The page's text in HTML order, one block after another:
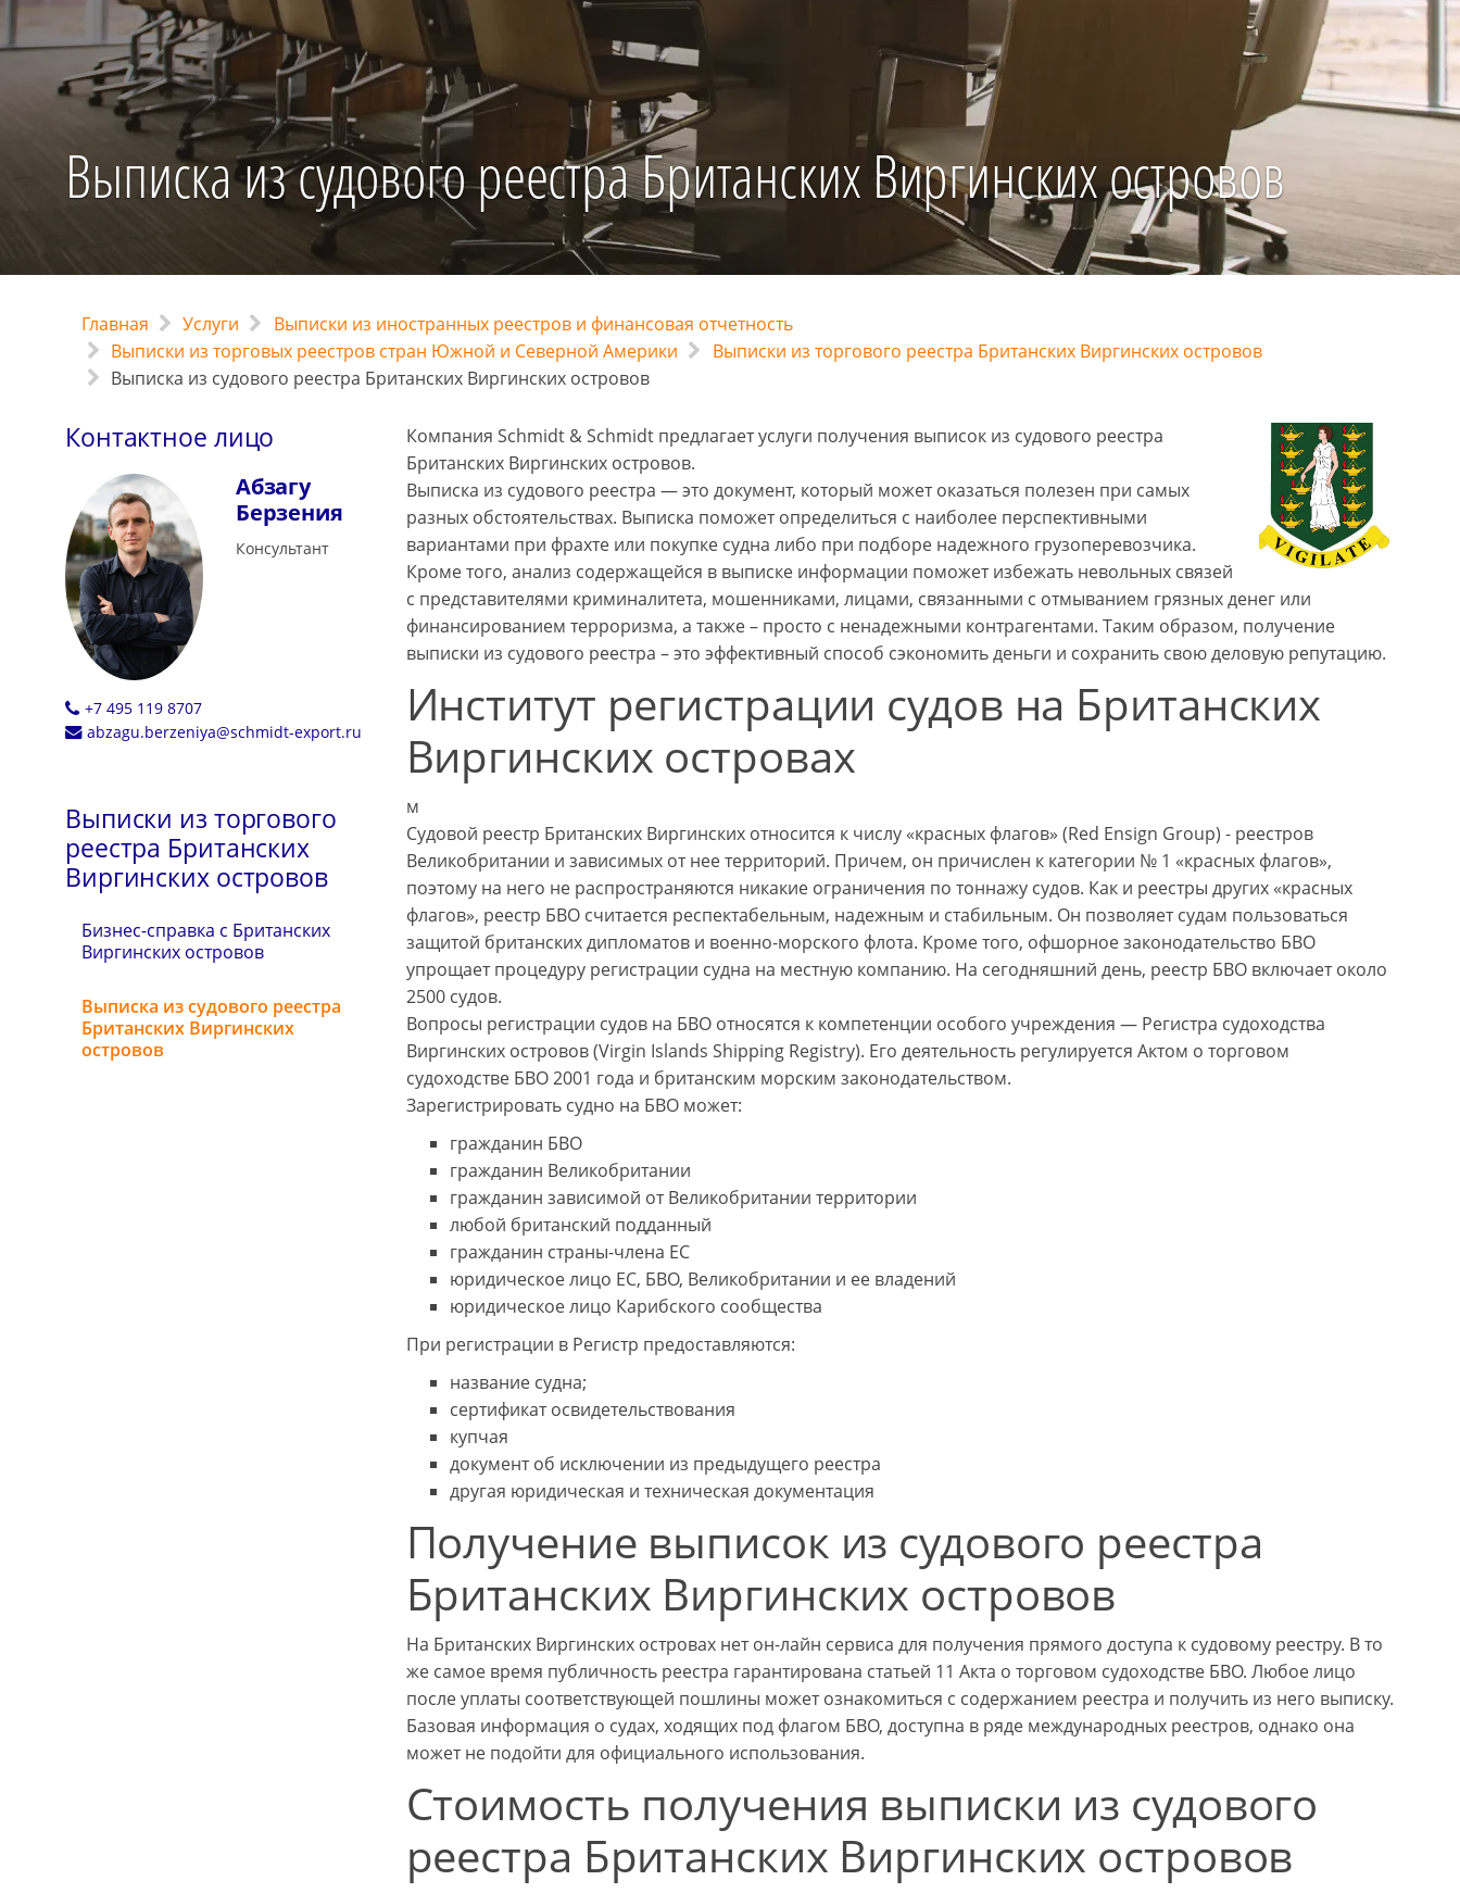
Выписка из судового реестра Британских Виргинских островов
Главная Услуги
Выписки из иностранных реестров и финансовая отчетность
Выписки из торговых реестров стран Южной и Северной Америки
Выписки из торгового реестра Британских Виргинских островов
Выписка из судового реестра Британских Виргинских островов
Контактное лицо
Абзагу
Берзения
Консультант
+7 495 119 8707
abzagu.berzeniya@schmidt-export.ru
Выписки из торгового
реестра Британских
Виргинских островов
Бизнес-справка с Британских
Виргинских островов
Выписка из судового реестра
Британских Виргинских
островов
Компания Schmidt & Schmidt предлагает услуги получения выписок из судового реестра
Британских Виргинских островов.
Выписка из судового реестра — это документ, который может оказаться полезен при самых
разных обстоятельствах. Выписка поможет определиться с наиболее перспективными
вариантами при фрахте или покупке судна либо при подборе надежного грузоперевозчика.
Кроме того, анализ содержащейся в выписке информации поможет избежать невольных связей
с представителями криминалитета, мошенниками, лицами, связанными с отмыванием грязных денег или
финансированием терроризма, а также – просто с ненадежными контрагентами. Таким образом, получение
выписки из судового реестра – это эффективный способ сэкономить деньги и сохранить свою деловую репутацию.
Институт регистрации судов на Британских
Виргинских островах
м
Судовой реестр Британских Виргинских относится к числу «красных флагов» (Red Ensign Group) - реестров
Великобритании и зависимых от нее территорий. Причем, он причислен к категории № 1 «красных флагов»,
поэтому на него не распространяются никакие ограничения по тоннажу судов. Как и реестры других «красных
флагов», реестр БВО считается респектабельным, надежным и стабильным. Он позволяет судам пользоваться
защитой британских дипломатов и военно-морского флота. Кроме того, офшорное законодательство БВО
упрощает процедуру регистрации судна на местную компанию. На сегодняшний день, реестр БВО включает около
2500 судов.
Вопросы регистрации судов на БВО относятся к компетенции особого учреждения — Регистра судоходства
Виргинских островов (Virgin Islands Shipping Registry). Его деятельность регулируется Актом о торговом
судоходстве БВО 2001 года и британским морским законодательством.
Зарегистрировать судно на БВО может:
гражданин БВО
гражданин Великобритании
гражданин зависимой от Великобритании территории
любой британский подданный
гражданин страны-члена ЕС
юридическое лицо ЕС, БВО, Великобритании и ее владений
юридическое лицо Карибского сообщества
При регистрации в Регистр предоставляются:
название судна;
сертификат освидетельствования
купчая
документ об исключении из предыдущего реестра
другая юридическая и техническая документация
Получение выписок из судового реестра
Британских Виргинских островов
На Британских Виргинских островах нет он-лайн сервиса для получения прямого доступа к судовому реестру. В то
же самое время публичность реестра гарантирована статьей 11 Акта о торговом судоходстве БВО. Любое лицо
после уплаты соответствующей пошлины может ознакомиться с содержанием реестра и получить из него выписку.
Базовая информация о судах, ходящих под флагом БВО, доступна в ряде международных реестров, однако она
может не подойти для официального использования.
Стоимость получения выписки из судового
реестра Британских Виргинских островов